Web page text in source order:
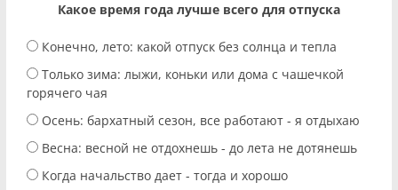
Какое время года лучше всего для отпуска
Конечно, лето: какой отпуск без солнца и тепла
Только зима: лыжи, коньки или дома с чашечкой
горячего чая
Осень: бархатный сезон, все работают - я отдыхаю
Весна: весной не отдохнешь - до лета не дотянешь
Когда начальство дает - тогда и хорошо